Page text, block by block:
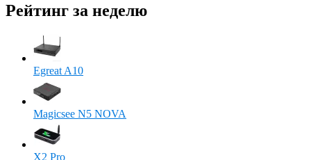
Рейтинг за неделю
Egreat A10
Magicsee N5 NOVA
X2 Pro